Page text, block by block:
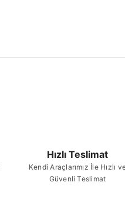
Hızlı Teslimat
Kendi Araçlarımız İle Hızlı
Güvenli Teslimat